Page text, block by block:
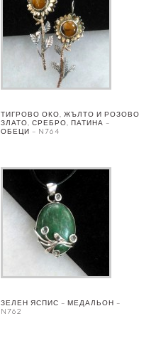
ТИГРОВО ОКО, ЖЪЛТО И РОЗОВО
ЗЛАТО, СРЕБРО, ПАТИНА –
ОБЕЦИ – N764
ЗЕЛЕН ЯСПИС – МЕДАЛЬОН –
N762